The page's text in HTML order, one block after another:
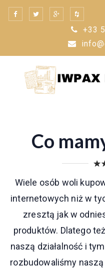
Skip
+33
Co
Wiele osób woli
internetowych niż w
zresztą jak w
produktów. Dlatego
naszą działalność i
rozbudowaliśmy